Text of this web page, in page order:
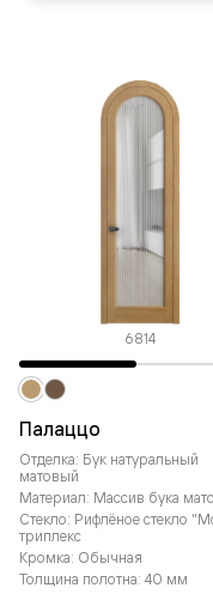
6814
Палаццо
Отделка: Бук натуральный
матовый
Материал: Массив бука
Стекло: Рифлёное стекло
триплекс
Кромка: Обычная
Толщина полотна: 40 мм